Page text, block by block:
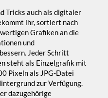
Tricks auch als digitaler
ihr, sortiert nach
Grafiken an die
und
Jeder Schritt
steht als Einzelgrafik mit
Pixeln als JPG-Datei
zur Verfügung.
dazugehörige